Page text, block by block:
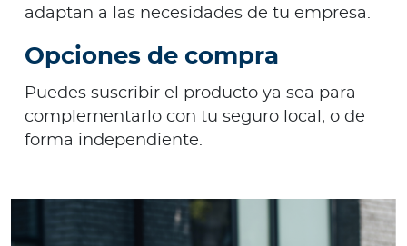
adaptan a las necesidades de tu empresa.
Opciones de compra
Puedes suscribir el producto ya sea para
complementarlo con tu seguro local, o de
forma independiente.